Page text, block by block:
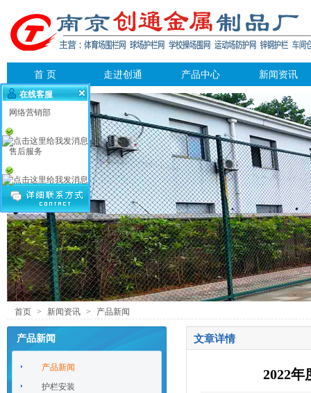
首 页 走进创通 产品中心 新闻资讯
首页 > 新闻资讯 > 产品新闻
产品新闻
产品新闻
护栏安装
文章详情
2022
在线客服
网络营销部
售后服务